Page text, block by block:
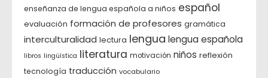
enseñanza de lengua española a niños español
evaluación formación de profesores gramática
interculturalidad lectura lengua lengua española
libros lingüística literatura motivación niños reflexión
tecnología traducción vocabulario